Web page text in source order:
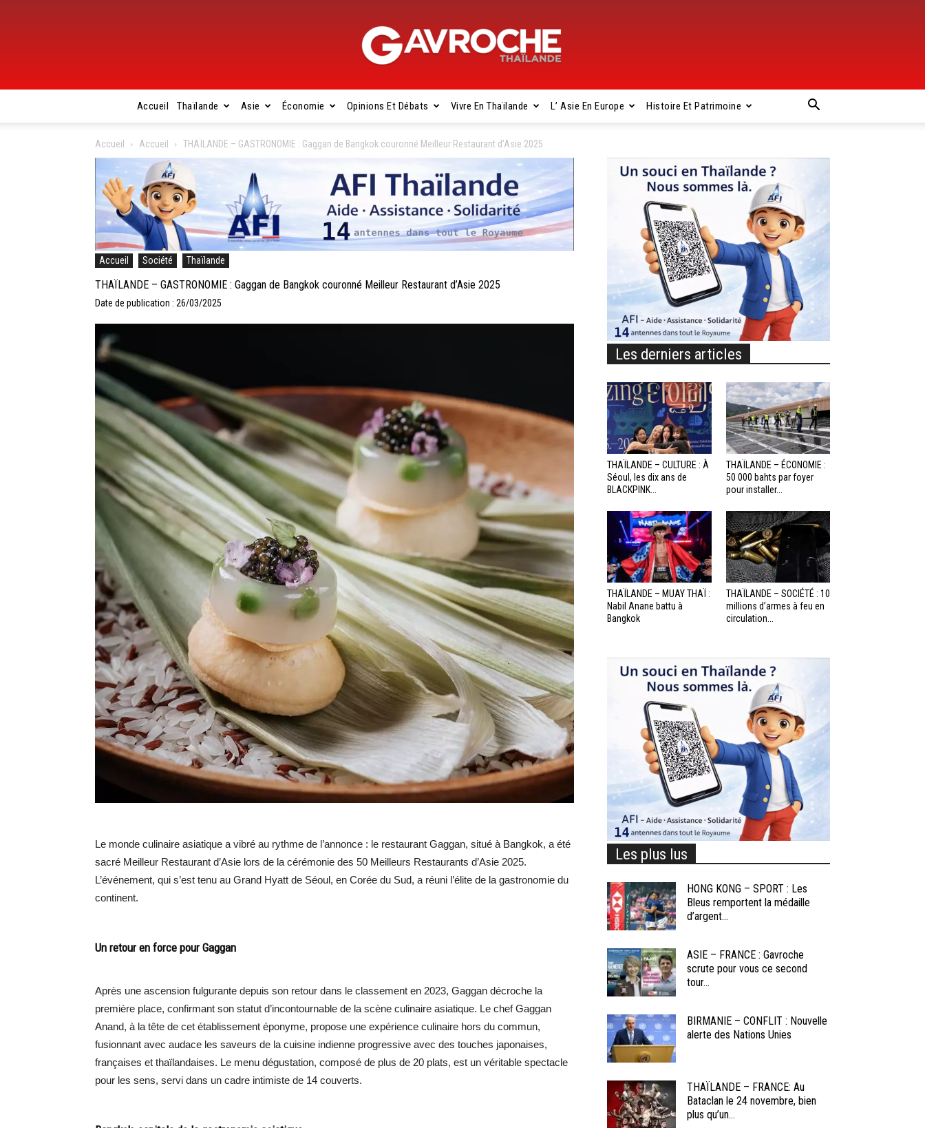
Gavroche
Thaïlande
Accueil Thaïlande Asie Économie Opinions Et Débats Vivre En Thaïlande L’ Asie En Europe Histoire Et Patrimoine
Accueil Accueil THAÏLANDE – GASTRONOMIE : Gaggan de Bangkok couronné Meilleur Restaurant d’Asie 2025
Accueil Société Thaïlande
THAÏLANDE – GASTRONOMIE : Gaggan de Bangkok couronné Meilleur Restaurant d’Asie 2025
Date de publication : 26/03/2025
Le monde culinaire asiatique a vibré au rythme de l’annonce : le restaurant Gaggan, situé à Bangkok, a été
sacré Meilleur Restaurant d’Asie lors de la cérémonie des 50 Meilleurs Restaurants d’Asie 2025.
L’événement, qui s’est tenu au Grand Hyatt de Séoul, en Corée du Sud, a réuni l’élite de la gastronomie du
continent.
Un retour en force pour Gaggan
Après une ascension fulgurante depuis son retour dans le classement en 2023, Gaggan décroche la
première place, confirmant son statut d’incontournable de la scène culinaire asiatique. Le chef Gaggan
Anand, à la tête de cet établissement éponyme, propose une expérience culinaire hors du commun,
fusionnant avec audace les saveurs de la cuisine indienne progressive avec des touches japonaises,
françaises et thaïlandaises. Le menu dégustation, composé de plus de 20 plats, est un véritable spectacle
pour les sens, servi dans un cadre intimiste de 14 couverts.
Les derniers articles
THAÏLANDE – CULTURE : À
Séoul, les dix ans de
BLACKPINK...
THAÏLANDE – ÉCONOMIE :
50 000 bahts par foyer
pour installer...
THAÏLANDE – MUAY THAÏ :
Nabil Anane battu à
Bangkok
THAÏLANDE – SOCIÉTÉ : 10
millions d’armes à feu en
circulation...
Les plus lus
HONG KONG – SPORT : Les
Bleus remportent la médaille
d’argent...
ASIE – FRANCE : Gavroche
scrute pour vous ce second
tour...
BIRMANIE – CONFLIT : Nouvelle
alerte des Nations Unies
THAÏLANDE – FRANCE: Au
Bataclan le 24 novembre, bien
plus qu’un...